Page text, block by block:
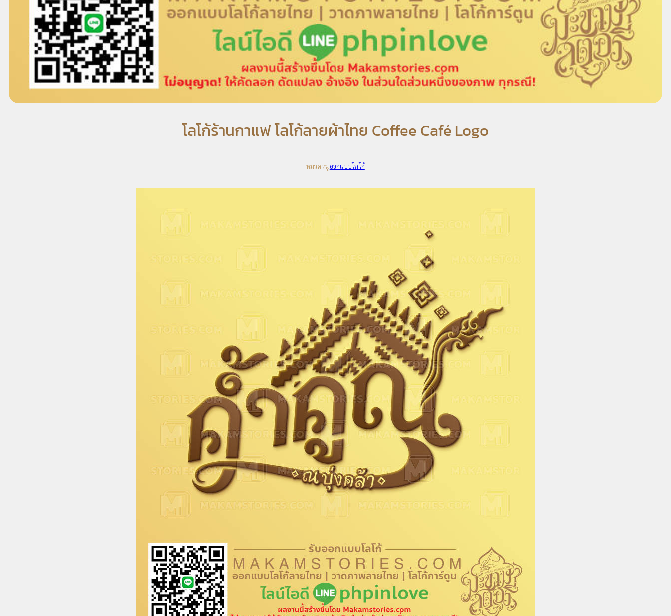
โลโก้ร้านกาแฟ โลโก้ลายผ้าไทย Coffee Café Logo
หมวดหมู่ออกแบบโลโก้